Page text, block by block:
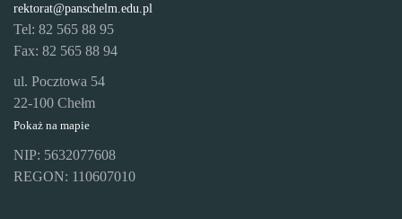
rektorat@panschelm.edu.pl
Tel: 82 565 88 95
Fax: 82 565 88 94
ul. Pocztowa 54
22-100 Chełm
Pokaż na mapie
NIP: 5632077608
REGON: 110607010